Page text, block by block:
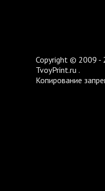
Copyright © 2009 -
TvoyPrint.ru .
Копирование